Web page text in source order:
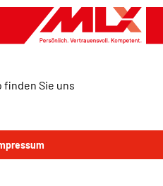
finden Sie uns